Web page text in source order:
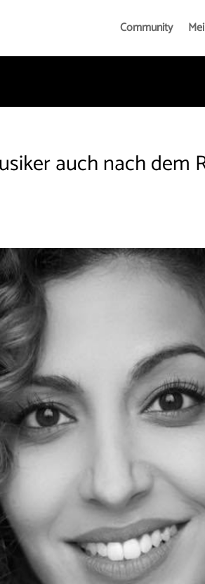
Community
auch nach dem